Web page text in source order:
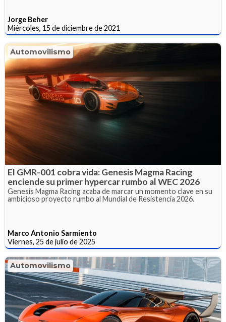
Jorge Beher
Miércoles, 15 de diciembre de 2021
Automovilismo
El GMR-001 cobra vida: Genesis Magma Racing
enciende su primer hypercar rumbo al WEC 2026
Genesis Magma Racing acaba de marcar un momento clave en su
ambicioso proyecto rumbo al Mundial de Resistencia 2026.
Marco Antonio Sarmiento
Viernes, 25 de julio de 2025
Automovilismo